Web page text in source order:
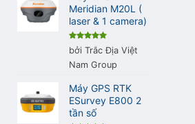
Meridian M20L (
laser & 1 camera)
Được xếp
hạng 5 5
sao
bởi Trắc Địa Việt
Nam Group
Máy GPS RTK
ESurvey E800 2
tần số